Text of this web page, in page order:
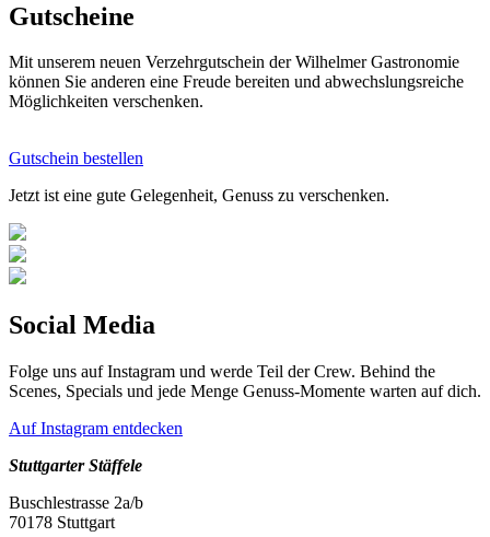
Gutscheine
Mit unserem neuen Verzehrgutschein der Wilhelmer Gastronomie
können Sie anderen eine Freude bereiten und abwechslungsreiche
Möglichkeiten verschenken.
Gutschein bestellen
Jetzt ist eine gute Gelegenheit, Genuss zu verschenken.
Social Media
Folge uns auf Instagram und werde Teil der Crew. Behind the
Scenes, Specials und jede Menge Genuss-Momente warten auf dich.
Auf Instagram entdecken
Stuttgarter Stäffele
Buschlestrasse 2a/b
70178 Stuttgart